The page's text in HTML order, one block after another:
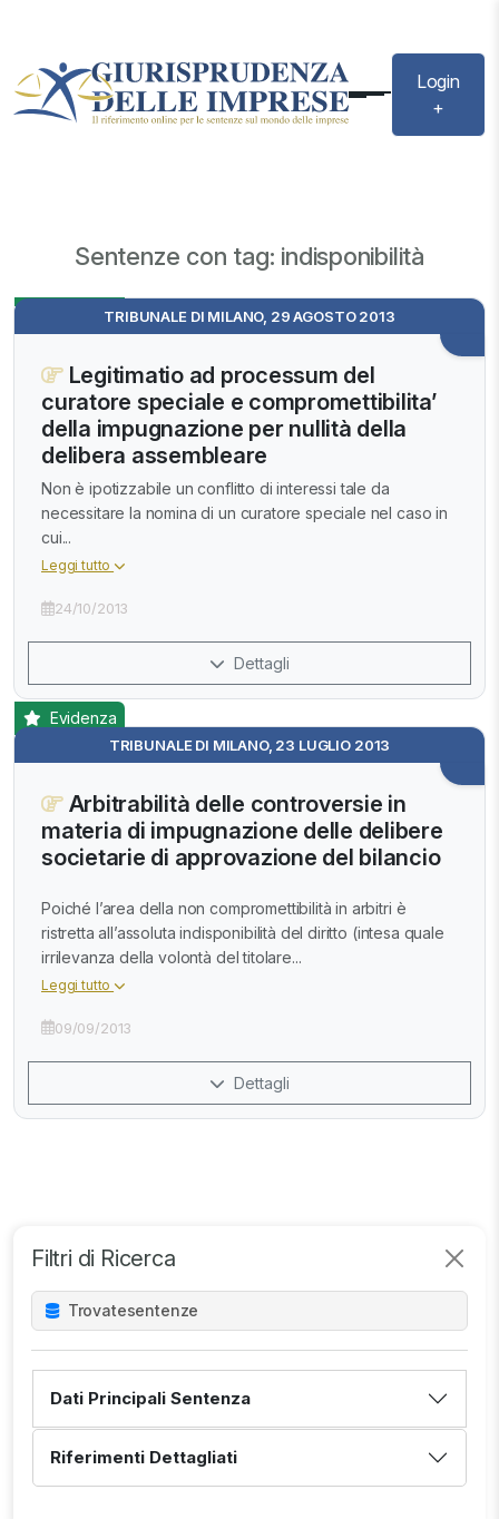
Login
+
Sentenze con tag: indisponibilità
Filtri di Ricerca
Trovatesentenze
Dati Principali Sentenza
Riferimenti Dettagliati
TRIBUNALE DI MILANO, 29 AGOSTO 2013
Legitimatio ad processum del
curatore speciale e compromettibilita’
della impugnazione per nullità della
delibera assembleare
Non è ipotizzabile un conflitto di interessi tale da
necessitare la nomina di un curatore speciale nel caso in
cui...
Leggi tutto
24/10/2013
Dettagli
TRIBUNALE DI MILANO, 23 LUGLIO 2013
Evidenza
Arbitrabilità delle controversie in
materia di impugnazione delle delibere
societarie di approvazione del bilancio
Poiché l’area della non compromettibilità in arbitri è
ristretta all’assoluta indisponibilità del diritto (intesa quale
irrilevanza della volontà del titolare...
Leggi tutto
09/09/2013
Dettagli